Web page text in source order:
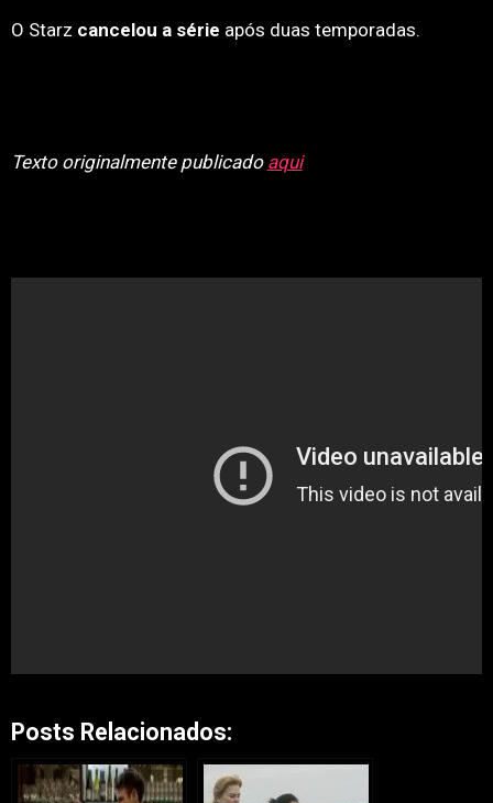
O Starz cancelou a série após duas temporadas.
Texto originalmente publicado aqui
Posts Relacionados: